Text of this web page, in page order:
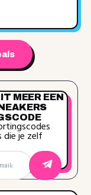
MEER EEN
die je zelf